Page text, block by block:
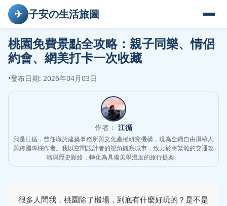
✈ 子安の生活旅圖
桃園免費景點全攻略：親子同樂、情侶
約會、網美打卡一次收藏
•發布日期: 2026年04月03日
作者： 江循
我是江循，曾任職於建築事務所與文化產權研究機構，現為全職自由撰稿人
與跨國專欄作者。我以空間設計者的視角觀察城市，致力於將繁雜的交通攻
略與歷史脈絡，轉化為具備美學溫度的旅行提案。
很多人問我，桃園除了機場，到底有什麼好玩的？是不是